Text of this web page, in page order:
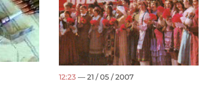
12:23 — 21 / 05 / 2007